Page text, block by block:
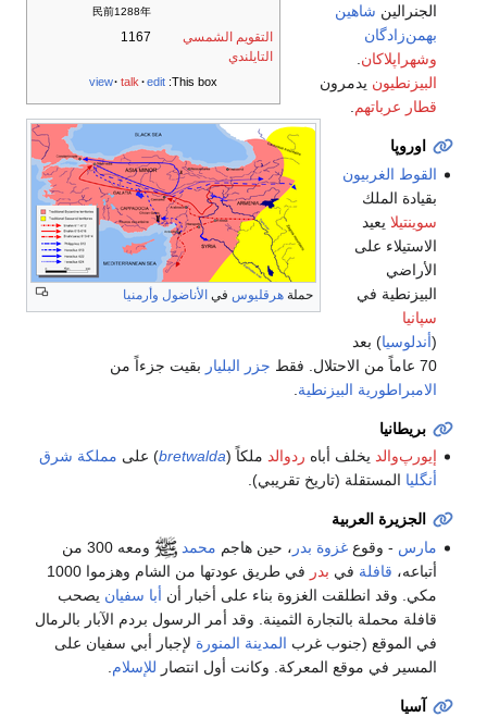
民前1288年
التقويم الشمسي
التايلندي
1167
This box:
view talk edit
حملة هرقليوس في الأناضول وأرمنيا
الجنرالين شاهين
بهمن‌زادگان
وشهراپلاكان
البيزنطيون يدمرون
قطار عرباتهم
اوروپا
القوط الغربيون
بقيادة الملك
سوينتيلا يعيد
الاستيلاء على
الأراضي
البيزنطية في
سپانيا
(أندلوسيا) بعد
70 عاماً من الاحتلال. فقط
جزر البليار بقيت جزءاً من
الامبراطورية البيزنطية
بريطانيا
إيورپ‌والد يخلف أباه ردوالد ملكاً (bretwalda) على مملكة شرق
أنگليا المستقلة (تاريخ تقريبي).
الجزيرة العربية
مارس - وقوعغزوة بدر ، حين هاجم محمد
ومعه 300 من
أتباعه، قافلة في بدر
في طريق عودتها من الشام وهزموا 1000
مكي. وقد انطلقت الغزوة بناء على أخبار أن أبا سفيان يصحب
قافلة محملة بالتجارة الثمينة. وقد أمر الرسول بردم الآبار بالرمال
في الموقع (جنوب غرب المدينة المنورة لإجبار أبي سفيان على
المسير في موقع المعركة. وكانت أول انتصار للإسلام.
آسيا